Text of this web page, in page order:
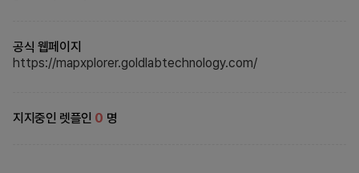
공식 웹페이지
https://mapxplorer.goldlabtechnology.com/
지지중인 렛플인 0 명